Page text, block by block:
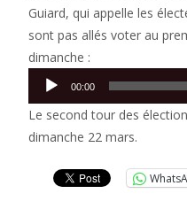
Guiard, qui appelle les
sont pas allés voter au
dimanche :
Lecteur
audio
00:00
Le second tour des
dimanche 22 mars.